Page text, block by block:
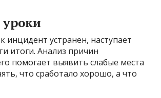
инцидент устранен, наступает
итоги. Анализ причин
помогает выявить слабые места
что сработало хорошо, а что